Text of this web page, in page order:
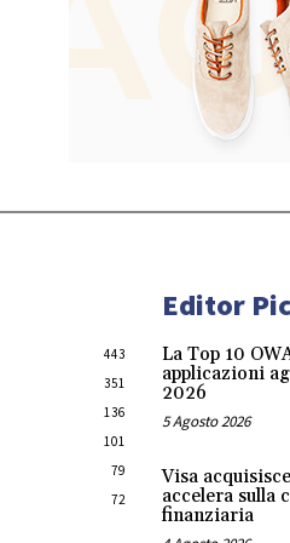
443
351
136
101
79
72
Editor
La Top 10
applicazioni
2026
5 Agosto 2026
Visa
accelera sulla
finanziaria